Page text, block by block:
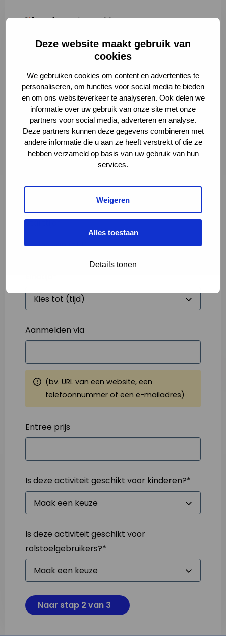
Deze website maakt gebruik van
cookies
We gebruiken cookies om content en advertenties te
personaliseren, om functies voor social media te bieden
en om ons websiteverkeer te analyseren. Ook delen we
informatie over uw gebruik van onze site met onze
partners voor social media, adverteren en analyse.
Deze partners kunnen deze gegevens combineren met
andere informatie die u aan ze heeft verstrekt of die ze
hebben verzameld op basis van uw gebruik van hun
services.
Weigeren
Alles toestaan
Details tonen
"*" geeft vereiste velden aan
2
Volledige omschrijving*
Starttijd*
Aanmelden via
(bv. URL van een website, een
telefoonnummer of een e-mailadres)
Entree prijs
Is deze activiteit geschikt voor kinderen?*
Is deze activiteit geschikt voor
rolstoelgebruikers?*